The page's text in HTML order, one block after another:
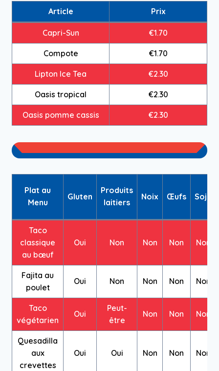
Article Prix
Capri-Sun €1.70
Compote €1.70
Lipton Ice Tea €2.30
Oasis tropical €2.30
Oasis pomme cassis €2.30
Plat au
Menu
Gluten
Produits
laitiers
Noix Œufs Soja
Taco
classique
au bœuf
Oui Non Non Non Non
Fajita au
poulet
Oui Non Non Non Non
Taco
végétarien
Oui
Peut-
être
Non Non Non
Quesadilla
aux
crevettes
Oui Oui Non Non Non